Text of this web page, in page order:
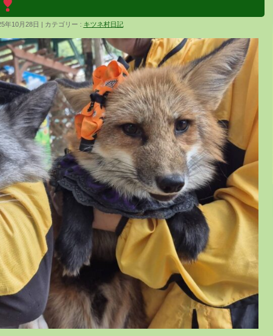
年10月28日 カテゴリー : キツネ村日記